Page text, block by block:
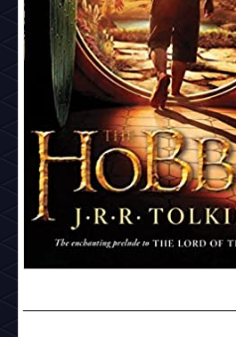
Nome:Kill Bobba
Descrição:O quarto filme de
Preço catalogo:7 câmbios
Código:
cine_pstr_1
Referência:Kill Bill
Nome:
O Rabbit
Descrição:
Um salto inesperado
Preço catalogo:7 câmbios
Código:cine_pstr_2